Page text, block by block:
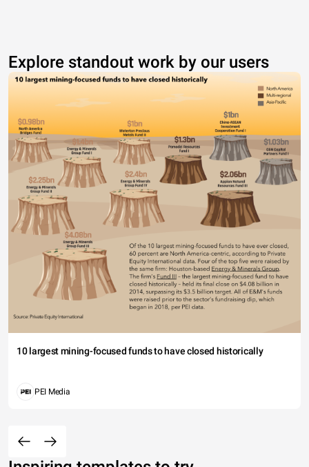
Explore standout work by our users
10 largest mining-focused funds to have closed historically
PEI Media